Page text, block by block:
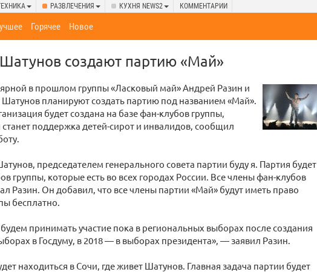
РАЗВЛЕЧЕНИЯ КУХНЯ NEWS2 КОММЕНТАРИИ
Горячее Новое
создают партию «Май»
в прошлом группы «Ласковый май» Андрей Разин и
планируют создать партию под названием «Май».
будет создана на базе фан-клубов группы,
станет поддержка детей-сирот и инвалидов, сообщил
председателем генерального совета партии буду я. Партия будет
группы, которые есть во всех городах России. Все члены фан-клубов
Разин. Он добавил, что все члены партии «Май» будут иметь право
бесплатно.
принимать участие пока в региональных выборах после создания
в Госдуму, в 2018 — в выборах президента», — заявил Разин.
находиться в Сочи, где живет Шатунов. Главная задача партии будет